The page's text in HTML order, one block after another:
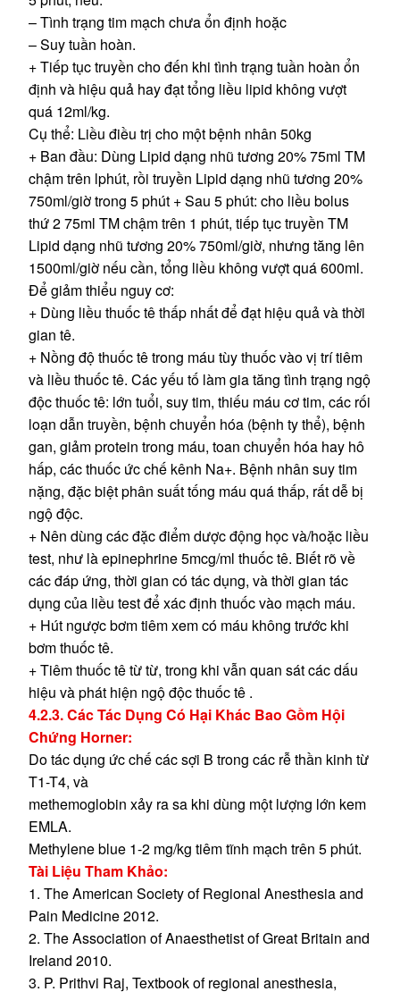
– Tình trạng tim mạch chưa ổn định hoặc
– Suy tuần hoàn.
+ Tiếp tục truyền cho đến khi tình trạng tuần hoàn ổn
định và hiệu quả hay đạt tổng liều lipid không vượt
quá 12ml/kg.
Cụ thể: Liều điều trị cho một bệnh nhân 50kg
+ Ban đầu: Dùng Lipid dạng nhũ tương 20% 75ml TM
chậm trên lphút, rồi truyền Lipid dạng nhũ tương 20%
750ml/giờ trong 5 phút + Sau 5 phút: cho liều bolus
thứ 2 75ml TM chậm trên 1 phút, tiếp tục truyền TM
Lipid dạng nhũ tương 20% 750ml/giờ, nhưng tăng lên
1500ml/giờ nếu cần, tổng liều không vượt quá 600ml.
Để giảm thiểu nguy cơ:
+ Dùng liều thuốc tê thấp nhất để đạt hiệu quả và thời
gian tê.
+ Nồng độ thuốc tê trong máu tùy thuốc vào vị trí tiêm
và liều thuốc tê. Các yếu tố làm gia tăng tình trạng ngộ
độc thuốc tê: lớn tuổi, suy tim, thiếu máu cơ tim, các rối
loạn dẫn truyền, bệnh chuyển hóa (bệnh ty thể), bệnh
gan, giảm protein trong máu, toan chuyển hóa hay hô
hấp, các thuốc ức chế kênh Na+. Bệnh nhân suy tim
nặng, đặc biệt phân suất tống máu quá thấp, rất dễ bị
ngộ độc.
+ Nên dùng các đặc điểm dược động học và/hoặc liều
test, như là epinephrine 5mcg/ml thuốc tê. Biết rõ về
các đáp ứng, thời gian có tác dụng, và thời gian tác
dụng của liều test để xác định thuốc vào mạch máu.
+ Hút ngược bơm tiêm xem có máu không trước khi
bơm thuốc tê.
+ Tiêm thuốc tê từ từ, trong khi vẫn quan sát các dấu
hiệu và phát hiện ngộ độc thuốc tê .
4.2.3. Các Tác Dụng Có Hại Khác Bao Gồm Hội
Chứng Horner:
Do tác dụng ức chế các sợi B trong các rễ thần kinh từ
T1-T4, và
methemoglobin xảy ra sa khi dùng một lượng lớn kem
EMLA.
Methylene blue 1-2 mg/kg tiêm tĩnh mạch trên 5 phút.
Tài Liệu Tham Khảo:
1. The American Society of Regional Anesthesia and
Pain Medicine 2012.
2. The Association of Anaesthetist of Great Britain and
Ireland 2010.
3. P. Prithvi Raj, Textbook of regional anesthesia,